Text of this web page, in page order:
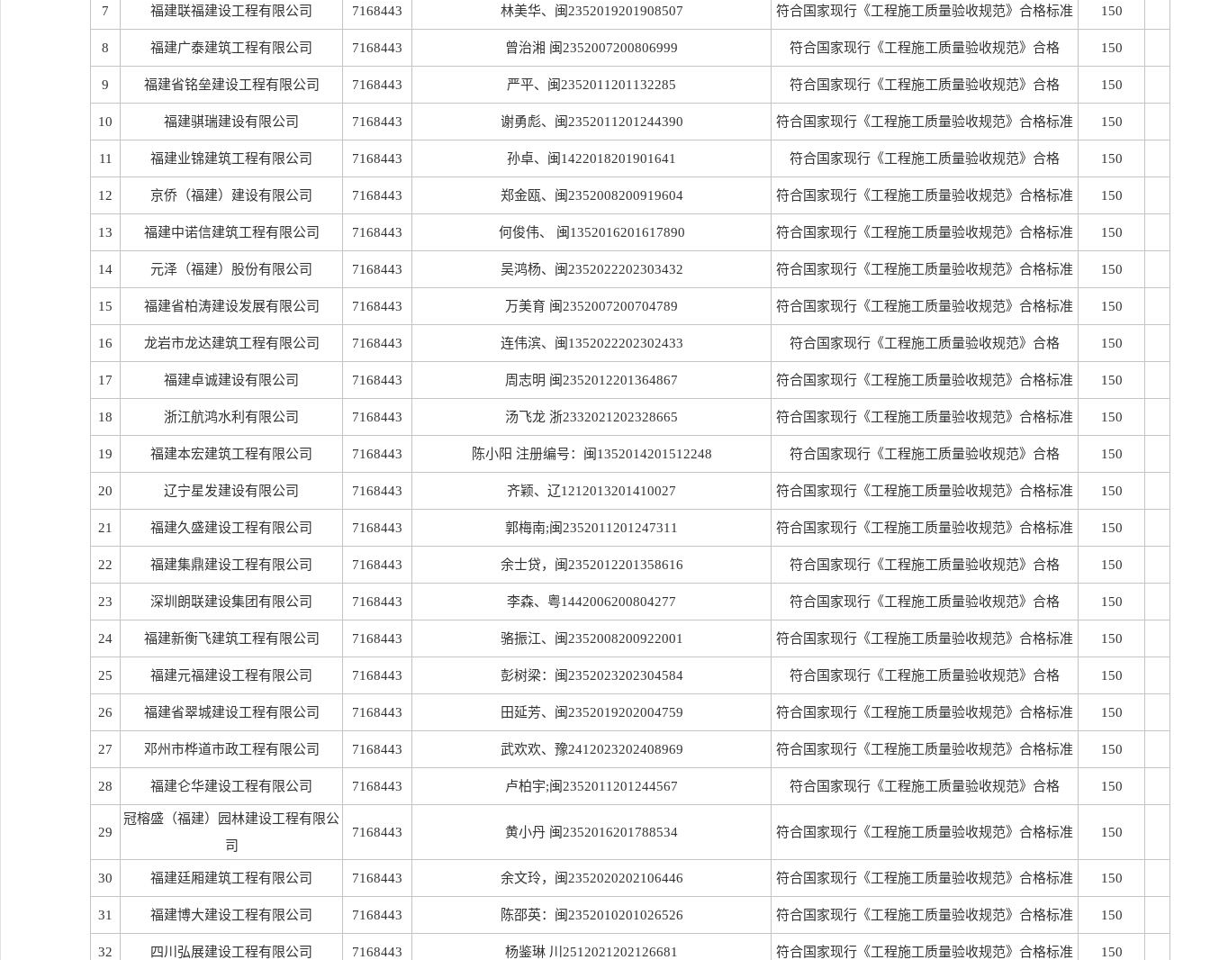
7 福建联福建设工程有限公司 7168443 林美华、闽2352019201908507 符合国家现行《工程施工质量验收规范》合格标准 150
8 福建广泰建筑工程有限公司 7168443 曾治湘 闽2352007200806999 符合国家现行《工程施工质量验收规范》合格 150
9 福建省铭垒建设工程有限公司 7168443 严平、闽2352011201132285 符合国家现行《工程施工质量验收规范》合格 150
10 福建骐瑞建设有限公司 7168443 谢勇彪、闽2352011201244390 符合国家现行《工程施工质量验收规范》合格标准 150
11 福建业锦建筑工程有限公司 7168443 孙卓、闽1422018201901641 符合国家现行《工程施工质量验收规范》合格 150
12 京侨（福建）建设有限公司 7168443 郑金瓯、闽2352008200919604 符合国家现行《工程施工质量验收规范》合格标准 150
13 福建中诺信建筑工程有限公司 7168443 何俊伟、 闽1352016201617890 符合国家现行《工程施工质量验收规范》合格标准 150
14 元泽（福建）股份有限公司 7168443 吴鸿杨、闽2352022202303432 符合国家现行《工程施工质量验收规范》合格标准 150
15 福建省柏涛建设发展有限公司 7168443 万美育 闽2352007200704789 符合国家现行《工程施工质量验收规范》合格标准 150
16 龙岩市龙达建筑工程有限公司 7168443 连伟滨、闽1352022202302433 符合国家现行《工程施工质量验收规范》合格 150
17 福建卓诚建设有限公司 7168443 周志明 闽2352012201364867 符合国家现行《工程施工质量验收规范》合格标准 150
18 浙江航鸿水利有限公司 7168443 汤飞龙 浙2332021202328665 符合国家现行《工程施工质量验收规范》合格标准 150
19 福建本宏建筑工程有限公司 7168443 陈小阳 注册编号：闽1352014201512248 符合国家现行《工程施工质量验收规范》合格 150
20 辽宁星发建设有限公司 7168443 齐颖、辽1212013201410027 符合国家现行《工程施工质量验收规范》合格标准 150
21 福建久盛建设工程有限公司 7168443 郭梅南;闽2352011201247311 符合国家现行《工程施工质量验收规范》合格标准 150
22 福建集鼎建设工程有限公司 7168443 余士贷，闽2352012201358616 符合国家现行《工程施工质量验收规范》合格 150
23 深圳朗联建设集团有限公司 7168443 李森、粤1442006200804277 符合国家现行《工程施工质量验收规范》合格 150
24 福建新衡飞建筑工程有限公司 7168443 骆振江、闽2352008200922001 符合国家现行《工程施工质量验收规范》合格标准 150
25 福建元福建设工程有限公司 7168443 彭树梁：闽2352023202304584 符合国家现行《工程施工质量验收规范》合格 150
26 福建省翠城建设工程有限公司 7168443 田延芳、闽2352019202004759 符合国家现行《工程施工质量验收规范》合格标准 150
27 邓州市桦道市政工程有限公司 7168443 武欢欢、豫2412023202408969 符合国家现行《工程施工质量验收规范》合格标准 150
28 福建仑华建设工程有限公司 7168443 卢柏宇;闽2352011201244567 符合国家现行《工程施工质量验收规范》合格 150
29
冠榕盛（福建）园林建设工程有限公
司
7168443 黄小丹 闽2352016201788534 符合国家现行《工程施工质量验收规范》合格标准 150
30 福建廷厢建筑工程有限公司 7168443 余文玲，闽2352020202106446 符合国家现行《工程施工质量验收规范》合格标准 150
31 福建博大建设工程有限公司 7168443 陈邵英：闽2352010201026526 符合国家现行《工程施工质量验收规范》合格标准 150
32 四川弘展建设工程有限公司 7168443 杨鉴琳 川2512021202126681 符合国家现行《工程施工质量验收规范》合格标准 150